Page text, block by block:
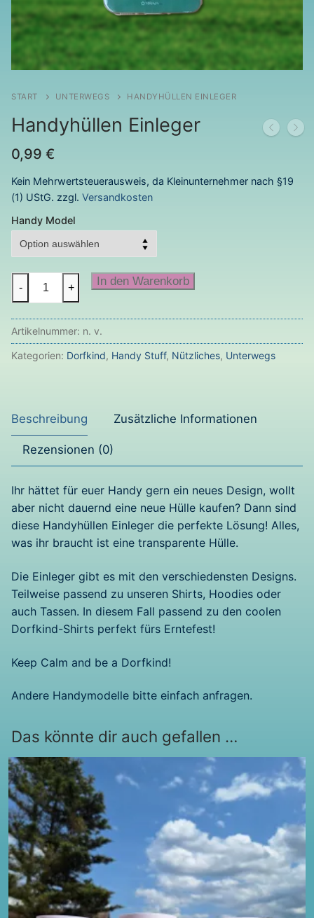
START UNTERWEGS HANDYHÜLLEN EINLEGER
Handyhüllen Einleger
0,99 €
Kein Mehrwertsteuerausweis, da Kleinunternehmer nach §19
(1) UStG. zzgl. Versandkosten
Handy Model
Handyhüllen
- + In den Warenkorb
Artikelnummer: n. v.
Kategorien: Dorfkind, Handy Stuff, Nützliches, Unterwegs
Beschreibung Zusätzliche Informationen
Rezensionen (0)
Ihr hättet für euer Handy gern ein neues Design, wollt
aber nicht dauernd eine neue Hülle kaufen? Dann sind
diese Handyhüllen Einleger die perfekte Lösung! Alles,
was ihr braucht ist eine transparente Hülle.
Die Einleger gibt es mit den verschiedensten Designs.
Teilweise passend zu unseren Shirts, Hoodies oder
auch Tassen. In diesem Fall passend zu den coolen
Dorfkind-Shirts perfekt fürs Erntefest!
Keep Calm and be a Dorfkind!
Andere Handymodelle bitte einfach anfragen.
Das könnte dir auch gefallen …